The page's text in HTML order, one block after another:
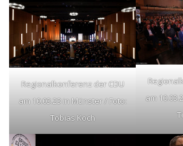
Regionalkonferenz der CDU
am 10.03.23 in Münster / Foto:
Tobias Koch
am